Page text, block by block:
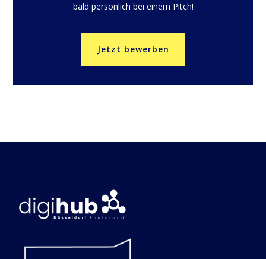
bald persönlich bei einem Pitch!
Jetzt bewerben